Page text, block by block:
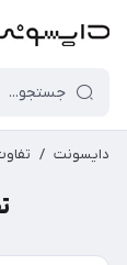
دایسونت /